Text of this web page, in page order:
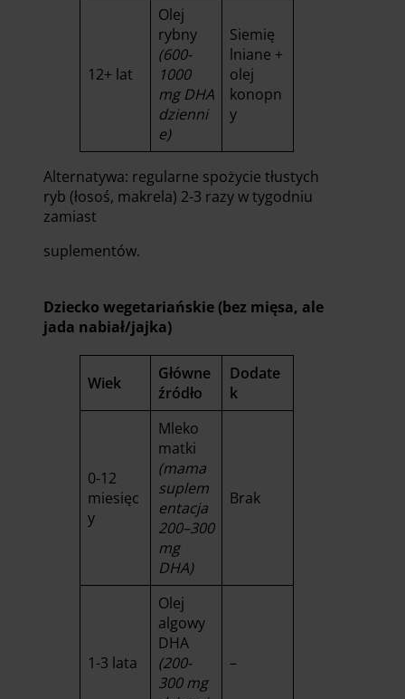
12+ lat
Olej
rybny
(600-
1000
mg DHA
dzienni
e)
Siemię
lniane +
olej
konopn
y
Alternatywa: regularne spożycie tłustych
ryb (łosoś, makrela) 2-3 razy w tygodniu
zamiast
suplementów.
Dziecko wegetariańskie (bez mięsa, ale
jada nabiał/jajka)
Wiek
Główne
źródło
Dodate
k
0-12
miesięc
y
Mleko
matki
(mama
suplem
entacja
200–300
mg
DHA)
Brak
1-3 lata
Olej
algowy
DHA
(200-
300 mg
–